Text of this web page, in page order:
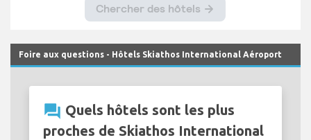
Foire aux questions - Hôtels Skiathos International Aéroport
question_answer Quels hôtels sont les plus
proches de Skiathos International